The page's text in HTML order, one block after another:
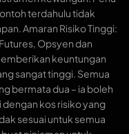
terdahulu tidak
Amaran Risiko Tinggi:
Opsyen dan
keuntungan
sangat tinggi. Semua
bermata dua – ia boleh
kos risiko yang
sesuai untuk semua